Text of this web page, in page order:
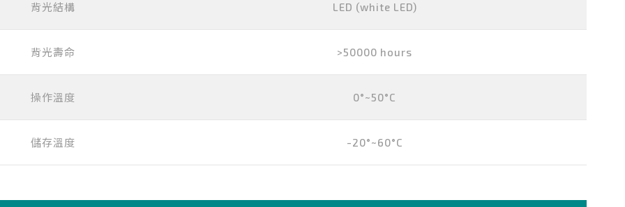
背光結構 LED (white LED)
背光壽命 >50000 hours
操作溫度 0°~50°C
儲存溫度 -20°~60°C